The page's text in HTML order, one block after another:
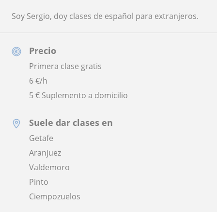
Precio
Primera clase gratis
6€/h
5 € Suplemento a domicilio
Suele dar clases en
Getafe
Aranjuez
Valdemoro
Pinto
Ciempozuelos
Soy Sergio, doy clases de español para extranjeros.